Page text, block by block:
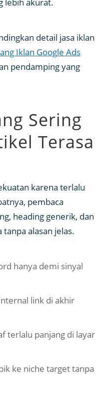
lebih akurat.
detail jasa iklan
Iklan Google Ads
pendamping yang
Sering
Terasa
karena terlalu
pembaca
heading generik, dan
alasan jelas.
hanya demi sinyal
link di akhir
terlalu panjang di layar
ke niche target tanpa